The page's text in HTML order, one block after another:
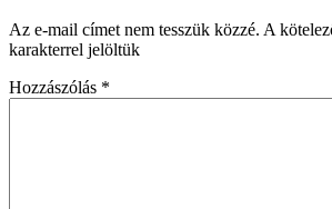
Az e-mail címet nem tesszük közzé. A
karakterrel jelöltük
Hozzászólás *